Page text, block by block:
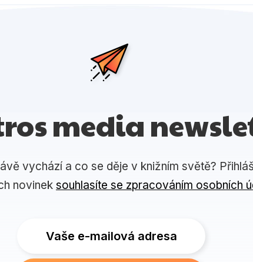
media
vychází a co se děje v knižním světě?
novinek souhlasíte se zpracováním osobních
Vaše e-mailová adresa